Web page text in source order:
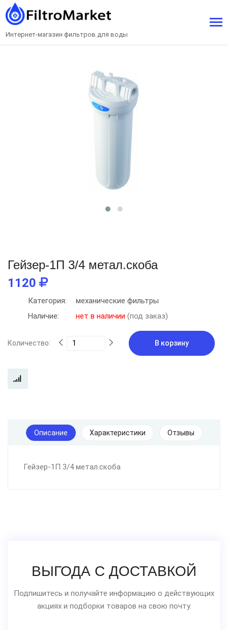
Интернет-магазин фильтров для воды
Гейзер-1П 3/4 метал.скоба
1120
Категория:
механические фильтры
Наличие:
нет в наличии (под заказ)
Количество: В корзину
Описание Характеристики Отзывы
Гейзер-1П 3/4 метал.скоба
ВЫГОДА С ДОСТАВКОЙ
Подпишитесь и получайте информацию о действующих
акциях и подборки товаров на свою почту.